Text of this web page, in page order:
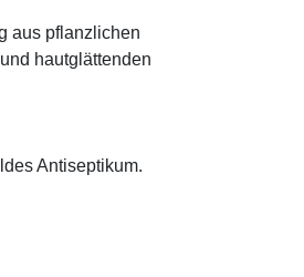
aus pflanzlichen
hautglättenden
Antiseptikum.